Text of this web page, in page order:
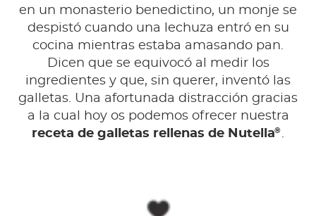
en un monasterio benedictino, un monje se
despistó cuando una lechuza entró en su
cocina mientras estaba amasando pan.
Dicen que se equivocó al medir los
ingredientes y que, sin querer, inventó las
galletas. Una afortunada distracción gracias
a la cual hoy os podemos ofrecer nuestra
receta de galletas rellenas de Nutella®.